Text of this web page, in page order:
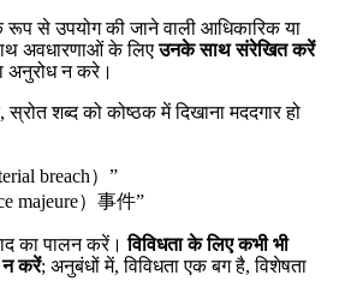
रूप से उपयोग की जाने वाली आधिकारिक या
अवधारणाओं के लिएउनके साथ संरेखित करें
अनुरोध न करे।
शब्द को कोष्ठक में दिखाना मददगार हो
breach）”
majeure）事件”
का पालन करें।विविधता के लिए कभी भी
न करें; अनुबंधों में, विविधता एक बग है, विशेषता